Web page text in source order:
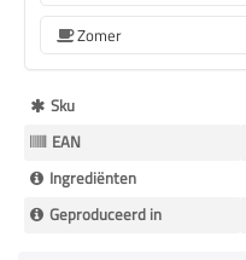
Zomer
Meer
Informatie
Sku
EAN
Ingrediënten
Geproduceerd in